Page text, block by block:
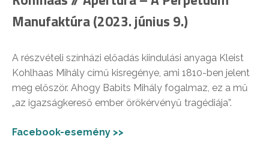
Manufaktúra (2023. június 9.)
A részvételi színházi előadás kiindulási anyaga Kleist
Kohlhaas Mihály című kisregénye, ami 1810-ben jelent
meg először. Ahogy Babits Mihály fogalmaz, ez a mű
„az igazságkereső ember örökérvényű tragédiája”.
Facebook-esemény >>